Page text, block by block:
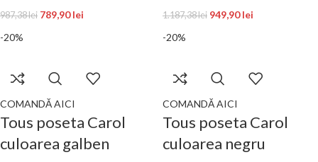
987,38lei 789,90lei 1.187,38lei 949,90lei
-20%
COMANDĂ AICI
Tous poseta Carol
culoarea galben
-20%
COMANDĂ AICI
Tous poseta Carol
culoarea negru